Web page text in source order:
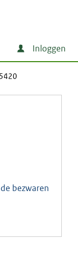
Inloggen
bezwaren